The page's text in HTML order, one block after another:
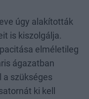
úgy alakították
is kiszolgálja.
elméletileg
ágazatban
a szükséges
ki kell